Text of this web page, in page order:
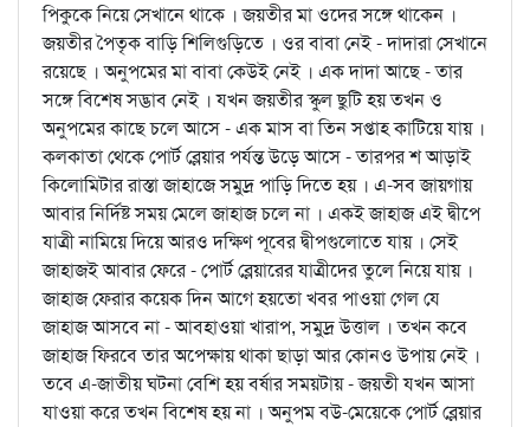
পিকুকে নিয়ে সেখানে থাকে । জয়তীর মা ওদের সঙ্গে থাকেন ।
জয়তীর পৈতৃক বাড়ি শিলিগুড়িতে । ওর বাবা নেই - দাদারা সেখানে
রয়েছে । অনুপমের মা বাবা কেউই নেই । এক দাদা আছে - তার
সঙ্গে বিশেষ সদ্ভাব নেই । যখন জয়তীর স্কুল ছুটি হয় তখন ও
অনুপমের কাছে চলে আসে - এক মাস বা তিন সপ্তাহ কাটিয়ে যায় ।
কলকাতা থেকে পোর্ট ব্লেয়ার পর্যন্ত উড়ে আসে - তারপর শ আড়াই
কিলোমিটার রাস্তা জাহাজে সমুদ্র পাড়ি দিতে হয় । এ-সব জায়গায়
আবার নির্দিষ্ট সময় মেলে জাহাজ চলে না । একই জাহাজ এই দ্বীপে
যাত্রী নামিয়ে দিয়ে আরও দক্ষিণ পূবের দ্বীপগুলোতে যায় । সেই
জাহাজই আবার ফেরে - পোর্ট ব্লেয়ারের যাত্রীদের তুলে নিয়ে যায় ।
জাহাজ ফেরার কয়েক দিন আগে হয়তো খবর পাওয়া গেল যে
জাহাজ আসবে না - আবহাওয়া খারাপ, সমুদ্র উত্তাল । তখন কবে
জাহাজ ফিরবে তার অপেক্ষায় থাকা ছাড়া আর কোনও উপায় নেই ।
তবে এ-জাতীয় ঘটনা বেশি হয় বর্ষার সময়টায় - জয়তী যখন আসা
যাওয়া করে তখন বিশেষ হয় না । অনুপম বউ-মেয়েকে পোর্ট ব্লেয়ার